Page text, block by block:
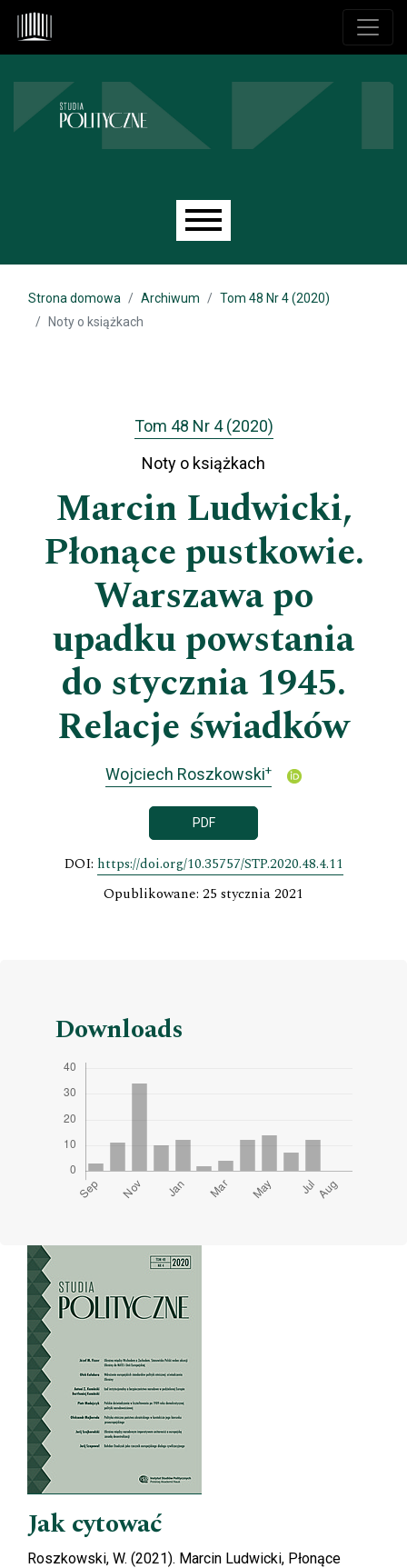
Przejdź do głównego menu
Przejdź do sekcji głównej
Przejdź do stopki
Main menu
Strona domowa Archiwum
Tom 48 Nr 4 (2020)
Noty o książkach
Tom 48 Nr 4 (2020)
Noty o książkach
Marcin Ludwicki,
Płonące pustkowie.
Warszawa po
upadku powstania
do stycznia 1945.
Relacje świadków
Wojciech Roszkowski+
PDF
DOI: https://doi.org/10.35757/STP.2020.48.4.11
Opublikowane: 25 stycznia 2021
Downloads
Cover image
Jak cytować
Roszkowski, W. (2021). Marcin Ludwicki, Płonące